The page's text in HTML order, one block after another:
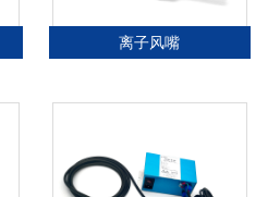
离子风嘴